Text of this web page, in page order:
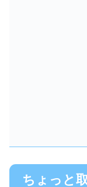
ちょっと